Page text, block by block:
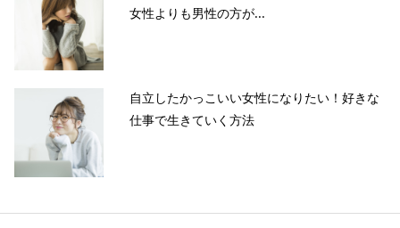
女性よりも男性の方が...
自立したかっこいい女性になりたい！好きな
仕事で生きていく方法